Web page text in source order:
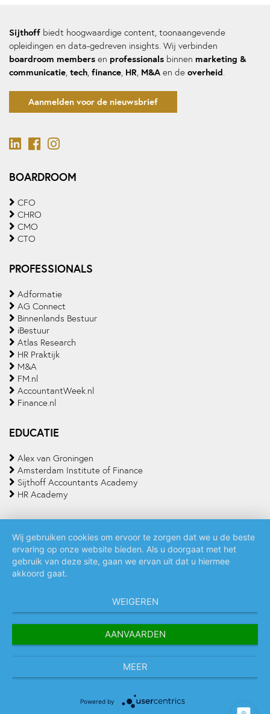
Sijthoff biedt hoogwaardige content, toonaangevende
opleidingen en data-gedreven insights. Wij verbinden
boardroom members en professionals binnen marketing &
communicatie, tech, finance, HR, M&A en de overheid.
Aanmelden voor de nieuwsbrief
BOARDROOM
CFO
CHRO
CMO
CTO
PROFESSIONALS
Adformatie
AG Connect
Binnenlands Bestuur
iBestuur
Atlas Research
HR Praktijk
M&A
FM.nl
AccountantWeek.nl
Finance.nl
EDUCATIE
Alex van Groningen
Amsterdam Institute of Finance
Sijthoff Accountants Academy
HR Academy
Algemene voorwaarden Privacy policy Cookie statement
Wij gebruiken cookies om ervoor te zorgen dat we u de beste
ervaring op onze website bieden. Als u doorgaat met het
gebruik van deze site, gaan we ervan uit dat u hiermee
akkoord gaat.
WEIGEREN
AANVAARDEN
MEER
Powered by